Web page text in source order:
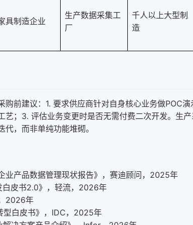
具制造企业
生产数据采集工
厂
千人以上大型制
造
购前建议：1. 要求供应商针对自身核心业务做POC
艺；3. 评估业务变更时是否无需付费二次开发。生
，而非单纯功能堆砌。
业产品数据管理现状报告》，赛迪顾问，2025年
白皮书2.0》，轻流，2026年
2026年
型白皮书》，IDC，2025年